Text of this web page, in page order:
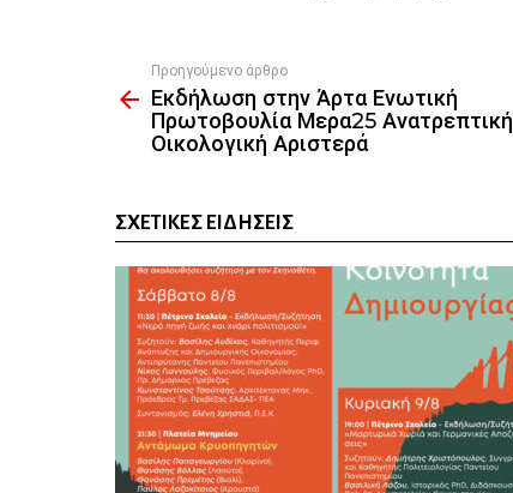
more
Προηγούμενο άρθρο
Εκδήλωση στην Άρτα Ενωτική
Πρωτοβουλία Μερα25 Ανατρεπτική
Οικολογική Αριστερά
ΣΧΕΤΙΚΈΣ ΕΙΔΉΣΕΙΣ